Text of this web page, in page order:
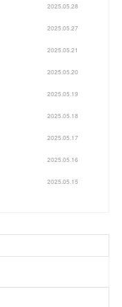
2025.05.28
2025.05.27
2025.05.21
2025.05.20
2025.05.19
2025.05.18
2025.05.17
2025.05.16
2025.05.15